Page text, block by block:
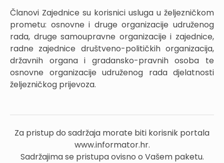
Članovi Zajednice su korisnici usluga u željezničkom
prometu: osnovne i druge organizacije udruženog
rada, druge samoupravne organizacije i zajednice,
radne zajednice društveno-političkih organizacija,
državnih organa i gradansko-pravnih osoba te
osnovne organizacije udruženog rada djelatnosti
željezničkog prijevoza.
Za pristup do sadržaja morate biti korisnik portala
www.informator.hr.
Sadržajima se pristupa ovisno o Vašem paketu.